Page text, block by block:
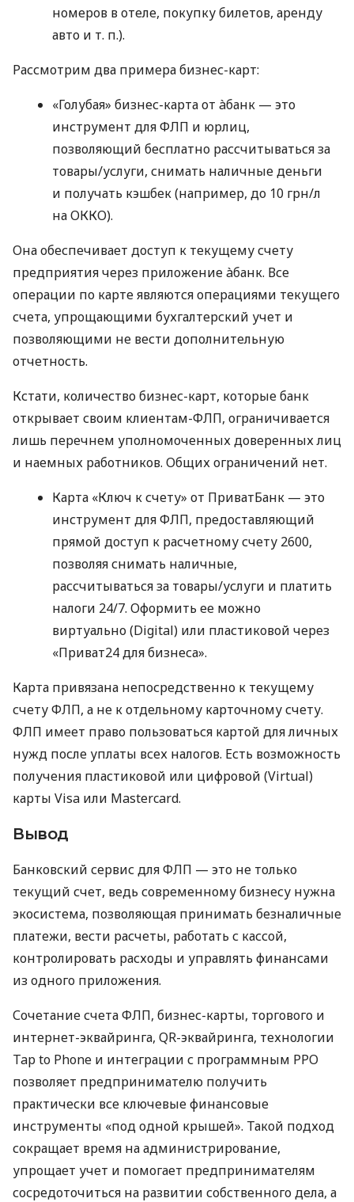
номеров в отеле, покупку билетов, аренду
авто и т. п.).
Рассмотрим два примера бизнес-карт:
«Голубая» бизнес-карта от àбанк — это
инструмент для ФЛП и юрлиц,
позволяющий бесплатно рассчитываться за
товары/услуги, снимать наличные деньги
и получать кэшбек (например, до 10 грн/л
на ОККО).
Она обеспечивает доступ к текущему счету
предприятия через приложение àбанк. Все
операции по карте являются операциями текущего
счета, упрощающими бухгалтерский учет и
позволяющими не вести дополнительную
отчетность.
Кстати, количество бизнес-карт, которые банк
открывает своим клиентам-ФЛП, ограничивается
лишь перечнем уполномоченных доверенных лиц
и наемных работников. Общих ограничений нет.
Карта «Ключ к счету» от ПриватБанк — это
инструмент для ФЛП, предоставляющий
прямой доступ к расчетному счету 2600,
позволяя снимать наличные,
рассчитываться за товары/услуги и платить
налоги 24/7. Оформить ее можно
виртуально (Digital) или пластиковой через
«Приват24 для бизнеса».
Карта привязана непосредственно к текущему
счету ФЛП, а не к отдельному карточному счету.
ФЛП имеет право пользоваться картой для личных
нужд после уплаты всех налогов. Есть возможность
получения пластиковой или цифровой (Virtual)
карты Visa или Mastercard.
Вывод
Банковский сервис для ФЛП — это не только
текущий счет, ведь современному бизнесу нужна
экосистема, позволяющая принимать безналичные
платежи, вести расчеты, работать с кассой,
контролировать расходы и управлять финансами
из одного приложения.
Сочетание счета ФЛП, бизнес-карты, торгового и
интернет-эквайринга, QR-эквайринга, технологии
Tap to Phone и интеграции с программным РРО
позволяет предпринимателю получить
практически все ключевые финансовые
инструменты «под одной крышей». Такой подход
сокращает время на администрирование,
упрощает учет и помогает предпринимателям
сосредоточиться на развитии собственного дела, а